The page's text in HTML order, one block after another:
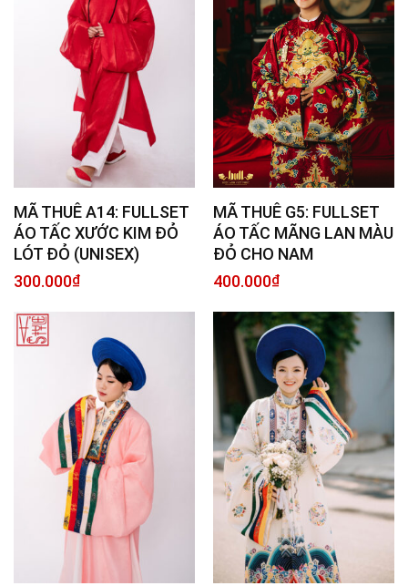
MÃ THUÊ A14: FULLSET
ÁO TẤC XƯỚC KIM ĐỎ
LÓT ĐỎ (UNISEX)
300.000₫
MÃ THUÊ G5: FULLSET
ÁO TẤC MÃNG LAN MÀU
ĐỎ CHO NAM
400.000₫